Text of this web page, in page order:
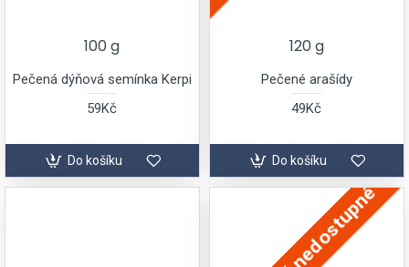
100 g
Pečená dýňová semínka Kerpi
59Kč
Do košíku
120 g
Pečené arašídy
49Kč
Do košíku